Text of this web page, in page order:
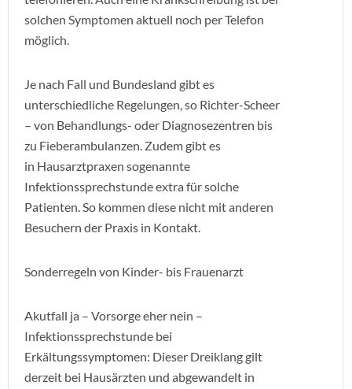
solchen Symptomen aktuell noch per Telefon
möglich.
Je nach Fall und Bundesland gibt es
unterschiedliche Regelungen, so Richter-Scheer
– von Behandlungs- oder Diagnosezentren bis
zu Fieberambulanzen. Zudem gibt es
in Hausarztpraxen sogenannte
Infektionssprechstunde extra für solche
Patienten. So kommen diese nicht mit anderen
Besuchern der Praxis in Kontakt.
Sonderregeln von Kinder- bis Frauenarzt
Akutfall ja – Vorsorge eher nein –
Infektionssprechstunde bei
Erkältungssymptomen: Dieser Dreiklang gilt
derzeit bei Hausärzten und abgewandelt in